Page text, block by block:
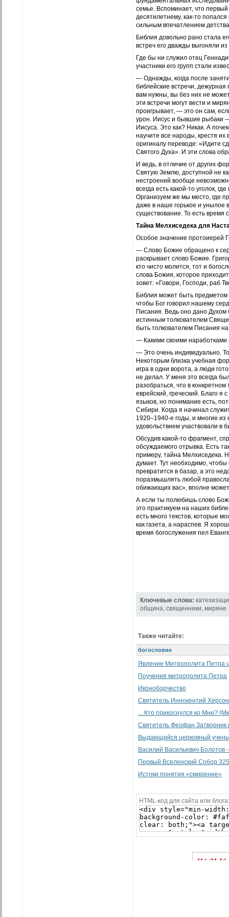
семье. Вспоминает, что
десятилетнему, как-то
сильным впечатлением
Библия довольно рано стала
встреч его дважды выгоняли
Где бы ни служил отец
участники его групп стали
— Однажды, когда после
библейские встречи,
вам нужны, вы без них не
эти встречи могут вести и
проигрывает, — это он сам,
урон. Иисус и бывшие рыбаки
Иисуса. Это как? Никак. А
научите все народы, крестя
оригиналу переводе: «Идите
Святого Духа». И эти слова
И ведь, в отличие от других
Святую Землю, доступной не
нестроений вообще
всегда есть какой-то уголок,
Организуем же мы место, где
даже в наше горькое и унылое
существование. То есть
Тайна Мелхиседека для
Особое значение протоиерей
— Слово Божие обращено к
раскрывает слово Божие.
кто чисто молится, тот и
слова Божия, которое
зовет: «Говори, Господи, раб
Библия может быть предметом
чтобы Бог говорил нашему
Писания. Ведь оно дано
истинным толкователем
быть толкователем Писания
— Какими своими наработками
— Это очень индивидуально.
Некоторым близка учебная
игра в одни ворота, а люди
не делал. У меня это всегда
разобраться, что в
еврейский, греческий. Благо я
языков, но понимание есть,
Сибири. Когда я начинал
1920–1940-е годы, и многие из
удовольствием участвовали в
Обсудив какой-то фрагмент,
обсуждаемого отрывка. Есть
примеру, тайна Мелхиседека.
думает. Тут необходимо,
превратится в базар, а это
поразмышлять любой
обижающих вас», вполне может
А если ты полюбишь слово
это практикуем на наших
есть много текстов, которые
как газета, а нараспев. Я
время богослужения пел
Ключевые слова:
община, священники, миряне
Также читайте:
богословие
Явление Митрополита Петра
Поучения митрополита Петра
Иконоборчество
Святитель Иннокентий
…Кто прикоснулся ко Мне?
Святитель Феофан Затворник
Выдающийся церковный
Василий Васильевич Болотов
Первый Вселенский Собор
Истоки понятия «смирение»
HTML-код для сайта или блога: